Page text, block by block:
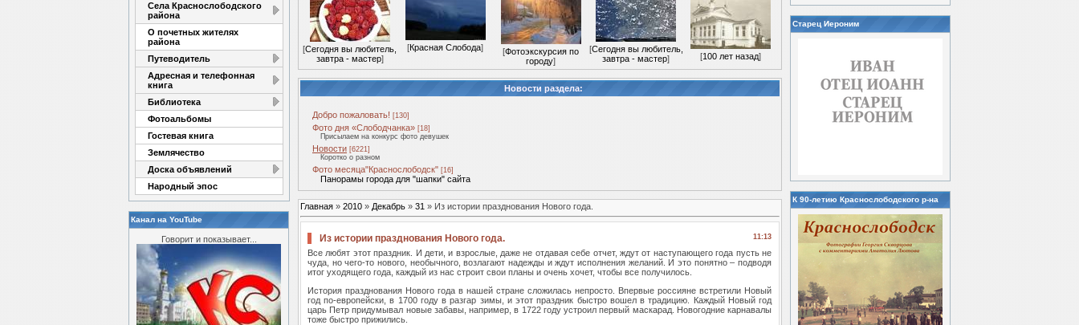
Села Краснослободского
района
О почетных жителях
района
Путеводитель
Адресная и телефонная
книга
Библиотека
Фотоальбомы
Гостевая книга
Землячество
Доска объявлений
Народный эпос
Канал на YouTube
Говорит и показывает...
[Сегодня вы любитель,
завтра - мастер]
[Красная Слобода] [Фотоэкскурсия по
городу]
[Сегодня вы любитель,
завтра - мастер] [100 лет назад]
Новости раздела:
Добро пожаловать! [130]
Фото дня «Слободчанка» [18]
Присылаем на конкурс фото девушек
Новости [6221]
Коротко о разном
Фото месяца"Краснослободск" [16]
Панорамы города для "шапки" сайта
Главная » 2010 » Декабрь » 31 » Из истории празднования Нового года.
11:13
Из истории празднования Нового года.
Все любят этот праздник. И дети, и взрослые, даже не отдавая себе отчет, ждут от наступающего года пусть не
чуда, но чего-то нового, необычного, возлагают надежды и ждут исполнения желаний. И это понятно – подводя
итог уходящего года, каждый из нас строит свои планы и очень хочет, чтобы все получилось.
История празднования Нового года в нашей стране сложилась непросто. Впервые россияне встретили Новый
год по-европейски, в 1700 году в разгар зимы, и этот праздник быстро вошел в традицию. Каждый Новый год
царь Петр придумывал новые забавы, например, в 1722 году устроил первый маскарад. Новогодние карнавалы
тоже быстро прижились.
Старец Иероним
К 90-летию Краснослободского р-на